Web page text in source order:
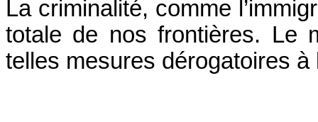
La criminalité, comme
totale de nos frontières. Le
telles mesures dérogatoires à